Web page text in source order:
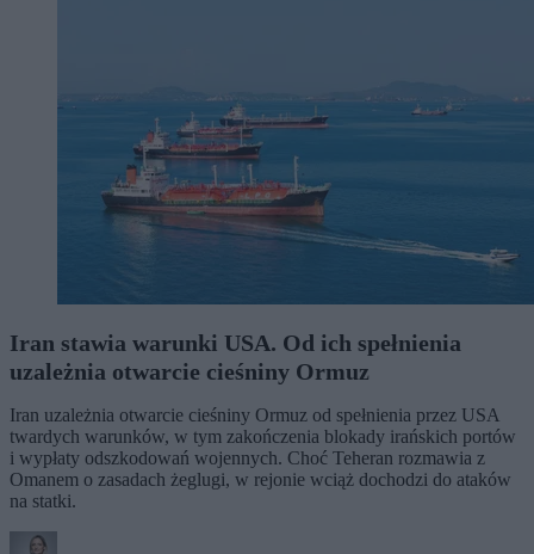
Iran stawia warunki USA. Od ich spełnienia
uzależnia otwarcie cieśniny Ormuz
Iran uzależnia otwarcie cieśniny Ormuz od spełnienia przez USA
twardych warunków, w tym zakończenia blokady irańskich portów
i wypłaty odszkodowań wojennych. Choć Teheran rozmawia z
Omanem o zasadach żeglugi, w rejonie wciąż dochodzi do ataków
na statki.